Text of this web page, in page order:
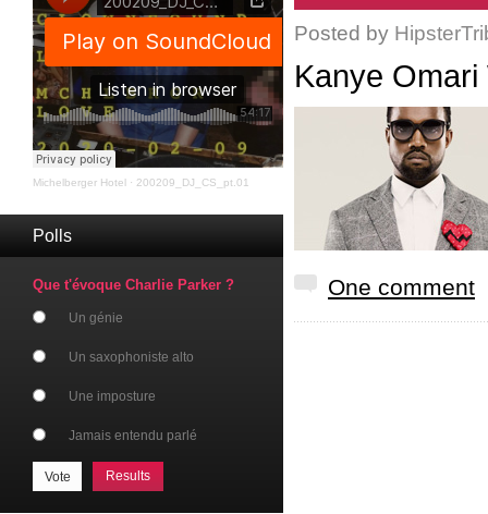
Michelberger Hotel · 200209_DJ_CS_pt.01
Polls
Que t'évoque Charlie Parker ?
Un génie
Un saxophoniste alto
Une imposture
Jamais entendu parlé
Results
Posted by
Kanye
One comment